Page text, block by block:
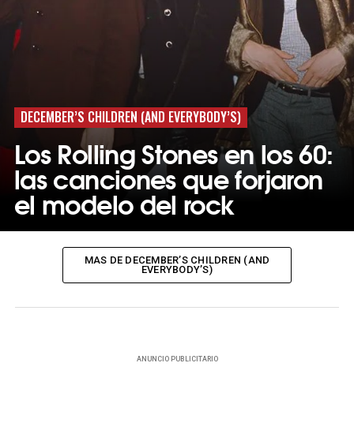
DECEMBER’S CHILDREN (AND EVERYBODY’S)
Los Rolling Stones en los 60:
las canciones que forjaron
el modelo del rock
MAS DE DECEMBER’S CHILDREN (AND
EVERYBODY’S)
ANUNCIO PUBLICITARIO